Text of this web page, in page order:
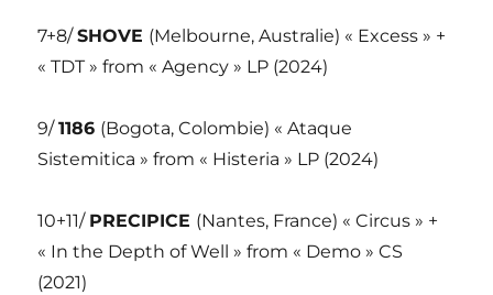
7+8/SHOVE (Melbourne, Australie) « Excess » +
« TDT » from « Agency » LP (2024)
9/1186 (Bogota, Colombie) « Ataque
Sistemitica » from « Histeria » LP (2024)
10+11/ PRECIPICE (Nantes, France) « Circus » +
« In the Depth of Well » from « Demo » CS
(2021)